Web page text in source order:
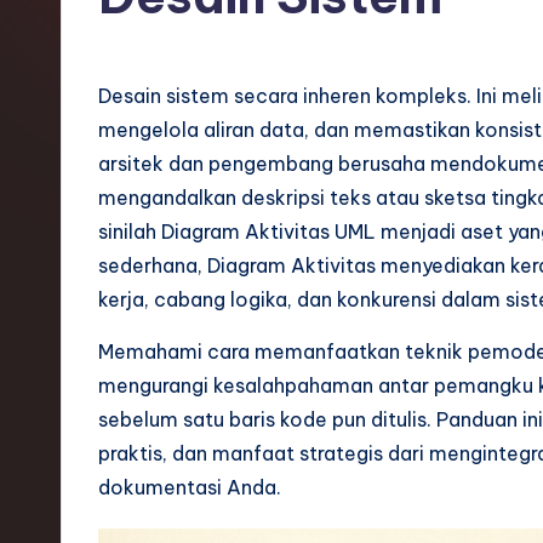
si
Desain sistem secara inheren kompleks. Ini
mengelola aliran data, dan memastikan
arsitek dan pengembang berusaha
mengandalkan deskripsi teks atau sketsa
sinilah Diagram Aktivitas UML menjadi aset
sederhana, Diagram Aktivitas menyediakan
kerja, cabang logika, dan konkurensi dalam
Memahami cara memanfaatkan teknik
mengurangi kesalahpahaman antar
sebelum satu baris kode pun ditulis. Panduan
praktis, dan manfaat strategis dari
dokumentasi Anda.